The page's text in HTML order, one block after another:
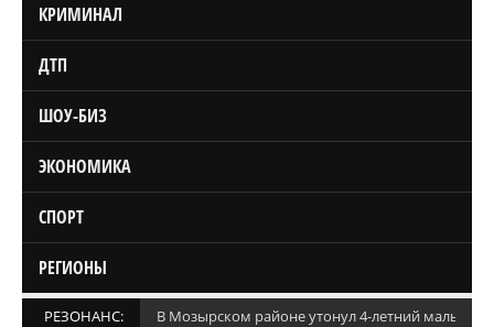
КРИМИНАЛ
ДТП
ШОУ-БИЗ
ЭКОНОМИКА
СПОРТ
РЕГИОНЫ
РЕЗОНАНС: В Мозырском районе утонул 4-летний мальчик